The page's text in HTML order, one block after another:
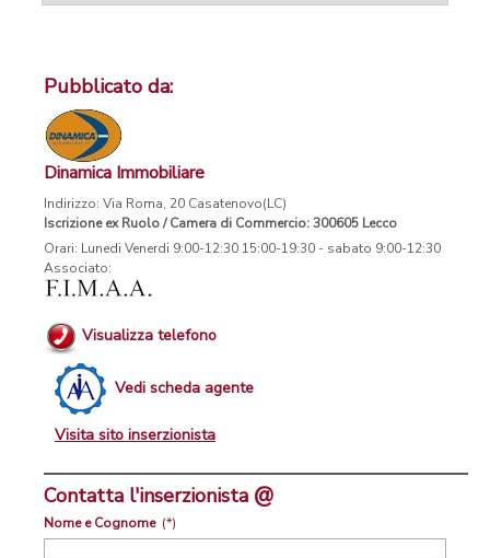
Pubblicato da:
Dinamica Immobiliare
Indirizzo: Via Roma, 20 Casatenovo(LC)
Iscrizione ex Ruolo / Camera di Commercio: 300605 Lecco
Orari: Lunedi Venerdi 9:00-12:30 15:00-19:30 - sabato 9:00-12:30
Associato:
Visualizza telefono
Vedi scheda agente
Visita sito inserzionista
Contatta l'inserzionista @
Nome e Cognome(*)